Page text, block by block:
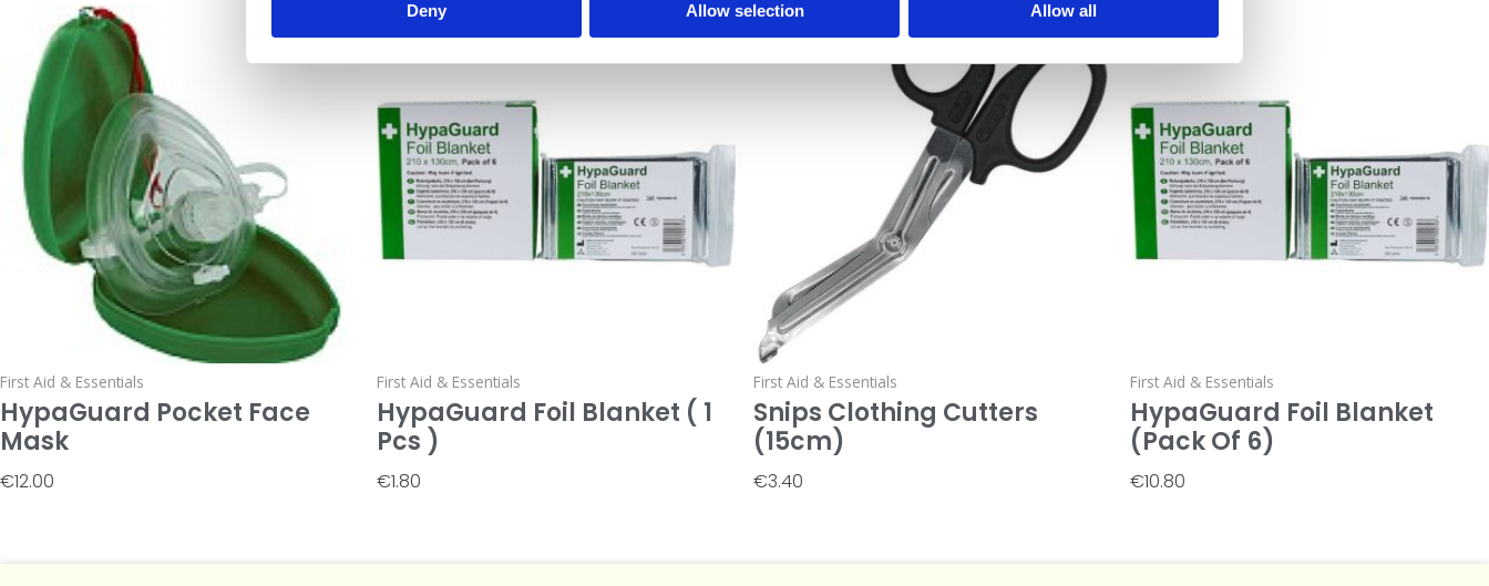
Deny Allow selection Allow all
First Aid & Essentials
HypaGuard Pocket Face
Mask
€12.00
First Aid & Essentials
HypaGuard Foil Blanket ( 1
Pcs )
€1.80
First Aid & Essentials
Snips Clothing Cutters
(15cm)
€3.40
First Aid & Essentials
HypaGuard Foil Blanket
(Pack Of 6)
€10.80